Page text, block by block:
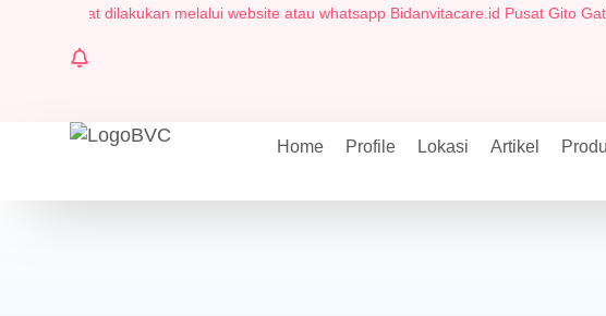
melalui website atau whatsapp Bidanvitacare.id Pusat Gito Gati
Home Profile Lokasi Artikel